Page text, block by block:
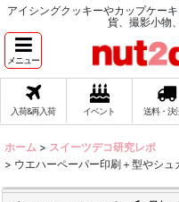
アイシングクッキーやカップケー
貨、撮影小物
メニュー
入荷&再入荷 イベント 送料・決
ホーム > スイーツデコ研究レポ
> ウエハーペーパー印刷＋型やシュ